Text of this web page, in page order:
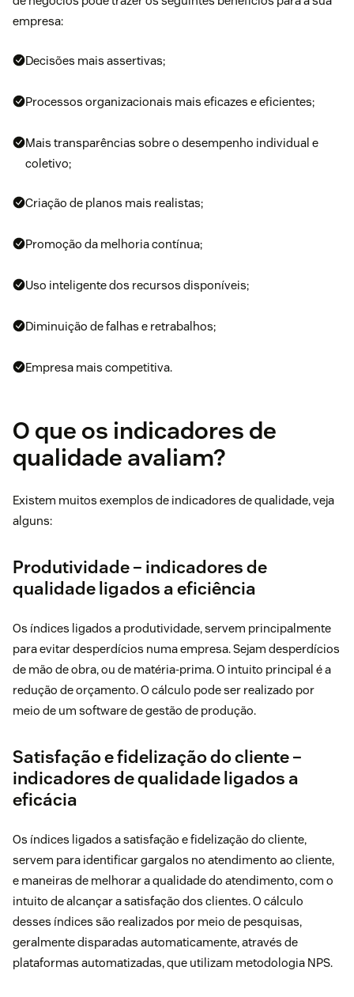
empresa:
Decisões mais assertivas;
Processos organizacionais mais eficazes e eficientes;
Mais transparências sobre o desempenho individual e
coletivo;
Criação de planos mais realistas;
Promoção da melhoria contínua;
Uso inteligente dos recursos disponíveis;
Diminuição de falhas e retrabalhos;
Empresa mais competitiva.
O que os indicadores de
qualidade avaliam?
Existem muitos exemplos de indicadores de qualidade, veja
alguns:
Produtividade – indicadores de
qualidade ligados a eficiência
Os índices ligados a produtividade, servem principalmente
para evitar desperdícios numa empresa. Sejam desperdícios
de mão de obra, ou de matéria-prima. O intuito principal é a
redução de orçamento. O cálculo pode ser realizado por
meio de um software de gestão de produção.
Satisfação e fidelização do cliente –
indicadores de qualidade ligados a
eficácia
Os índices ligados a satisfação e fidelização do cliente,
servem para identificar gargalos no atendimento ao cliente,
e maneiras de melhorar a qualidade do atendimento, com o
intuito de alcançar a satisfação dos clientes. O cálculo
desses índices são realizados por meio de pesquisas,
geralmente disparadas automaticamente, através de
plataformas automatizadas, que utilizam metodologia NPS.